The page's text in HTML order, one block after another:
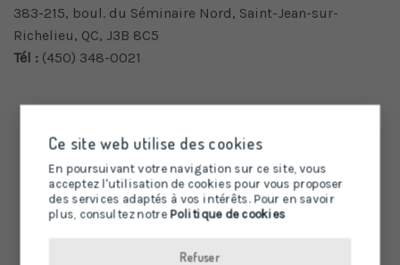
383-215, boul. du Séminaire Nord, Saint-Jean-sur-
Richelieu, QC, J3B 8C5
Tél : (450) 348-0021
Ce site web utilise des cookies
En poursuivant votre navigation sur ce site, vous
acceptez l'utilisation de cookies pour vous proposer
des services adaptés à vos intérêts. Pour en savoir
plus, consultez notrePolitique de cookies
Refuser